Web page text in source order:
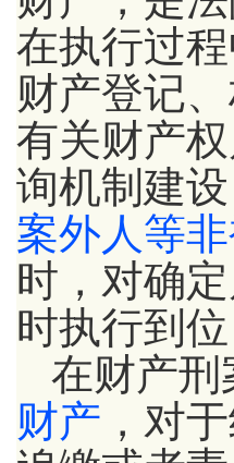
在执行过
财产登记
有关财产
询机制建
案外人等
时，对确
时执行到
在财产刑
财产 ，对